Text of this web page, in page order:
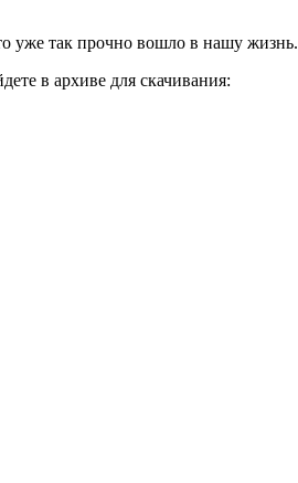
уже так прочно вошло в нашу жизнь.
в архиве для скачивания: